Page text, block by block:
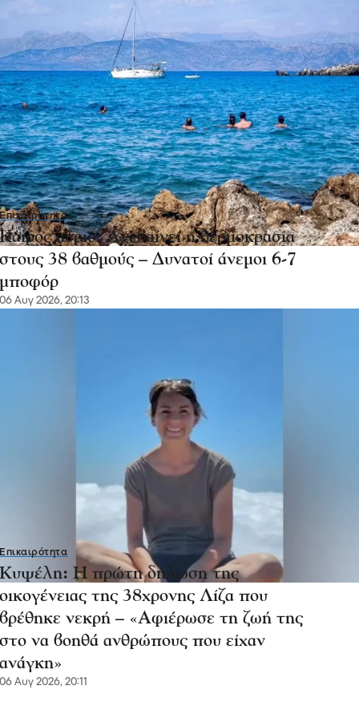
Επικαιρότητα
Καιρός αύριο: Ανεβαίνει η θερμοκρασία
στους 38 βαθμούς – Δυνατοί άνεμοι 6-7
μποφόρ
06 Αυγ 2026, 20:13
Επικαιρότητα
Κυψέλη: Η πρώτη δήλωση της
οικογένειας της 38χρονης Λίζα που
βρέθηκε νεκρή – «Αφιέρωσε τη ζωή της
στο να βοηθά ανθρώπους που είχαν
ανάγκη»
06 Αυγ 2026, 20:11